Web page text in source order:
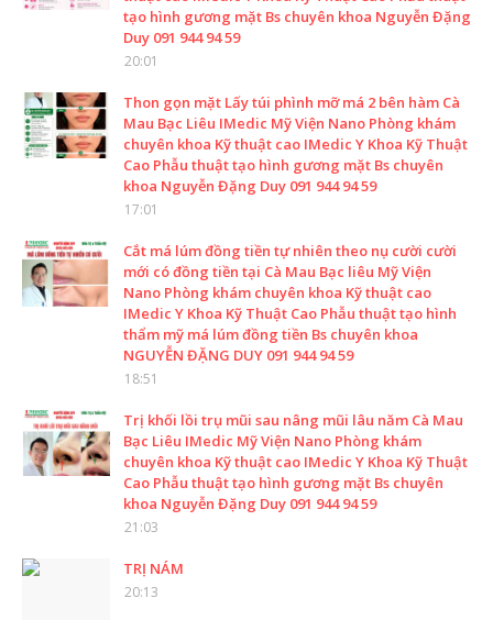
tạo hình gương mặt Bs chuyên khoa Nguyễn Đặng
Duy 091 944 94 59
20:01
Thon gọn mặt Lấy túi phình mỡ má 2 bên hàm Cà
Mau Bạc Liêu IMedic Mỹ Viện Nano Phòng khám
chuyên khoa Kỹ thuật cao IMedic Y Khoa Kỹ Thuật
Cao Phẫu thuật tạo hình gương mặt Bs chuyên
khoa Nguyễn Đặng Duy 091 944 94 59
17:01
Cắt má lúm đồng tiền tự nhiên theo nụ cười cười
mới có đồng tiền tại Cà Mau Bạc liêu Mỹ Viện
Nano Phòng khám chuyên khoa Kỹ thuật cao
IMedic Y Khoa Kỹ Thuật Cao Phẫu thuật tạo hình
thẩm mỹ má lúm đồng tiền Bs chuyên khoa
NGUYỄN ĐẶNG DUY 091 944 94 59
18:51
Trị khối lồi trụ mũi sau nâng mũi lâu năm Cà Mau
Bạc Liêu IMedic Mỹ Viện Nano Phòng khám
chuyên khoa Kỹ thuật cao IMedic Y Khoa Kỹ Thuật
Cao Phẫu thuật tạo hình gương mặt Bs chuyên
khoa Nguyễn Đặng Duy 091 944 94 59
21:03
TRỊ NÁM
20:13